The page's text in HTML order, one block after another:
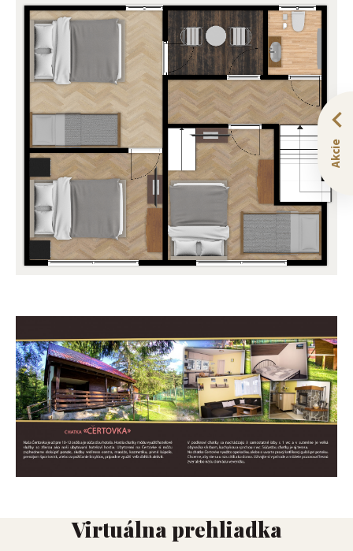
Akcie
Virtuálna prehliadka